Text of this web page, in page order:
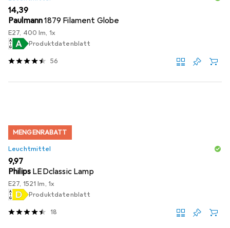
EUR
14,39
Paulmann1879 Filament Globe
E27, 400 lm, 1x
Produktdatenblatt
56
MENGENRABATT
Leuchtmittel
EUR
9,97
Philips LEDclassic Lamp
E27, 1521 lm, 1x
Produktdatenblatt
18